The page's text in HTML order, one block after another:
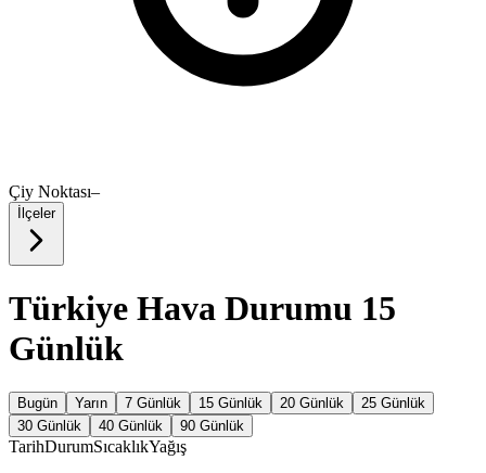
Çiy Noktası–
İlçeler
Türkiye Hava Durumu 15
Günlük
Bugün Yarın 7 Günlük 15 Günlük 20 Günlük
25 Günlük
30 Günlük
40 Günlük 90 Günlük
TarihDurumSıcaklıkYağış